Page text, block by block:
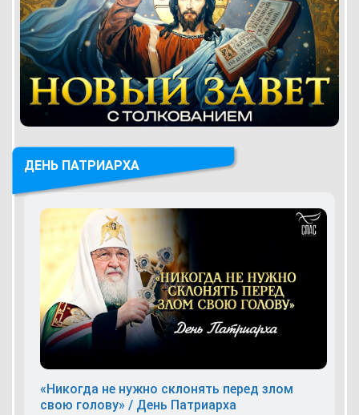
ДЕНЬ ПАТРИАРХА
«Никогда не нужно склонять перед злом
свою голову» / День Патриарха